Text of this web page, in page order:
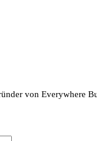
von Everywhere